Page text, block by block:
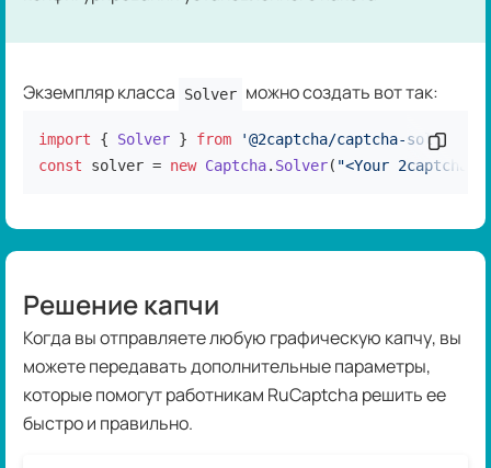
Экземпляр класса Solver можно создать вот так:
import { Solver } from
'@2captcha/captcha-solver'
const solver = new Captcha. Solver( "<Your 2captcha
Решение капчи
Когда вы отправляете любую графическую капчу, вы
можете передавать дополнительные параметры,
которые помогут работникам RuCaptcha решить ее
быстро и правильно.